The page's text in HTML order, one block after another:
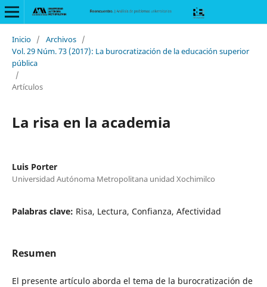
Inicio / Archivos /
Vol. 29 Núm. 73 (2017): La burocratización de la educación superior
pública
/
Artículos
La risa en la academia
Luis Porter
Universidad Autónoma Metropolitana unidad Xochimilco
Palabras clave: Risa, Lectura, Confianza, Afectividad
Resumen
El presente artículo aborda el tema de la burocratización de